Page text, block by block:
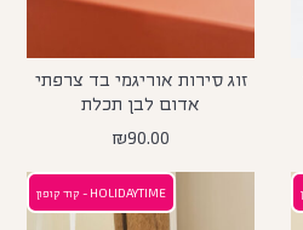
זוג סירות אוריגמי בד צרפתי
אדום לבן תכלת
₪90.00
HOLIDAYTIME - קוד קופון